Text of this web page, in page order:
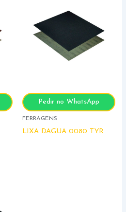
Pedir no WhatsApp
FERRAGENS
LIXA DAGUA 0080 TYR